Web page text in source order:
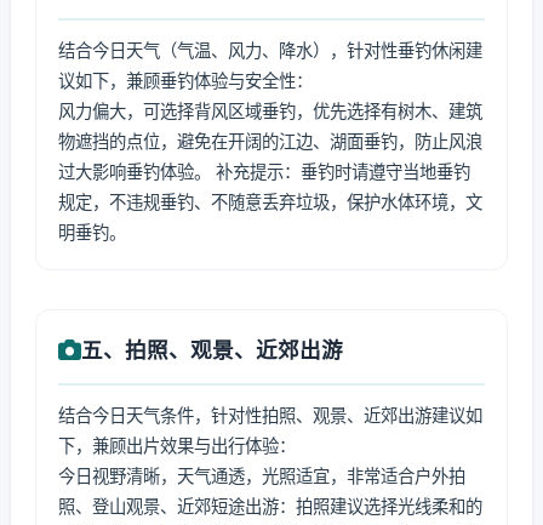
结合今日天气（气温、风力、降水），针对性垂钓休闲建
议如下，兼顾垂钓体验与安全性：
风力偏大，可选择背风区域垂钓，优先选择有树木、建筑
物遮挡的点位，避免在开阔的江边、湖面垂钓，防止风浪
过大影响垂钓体验。 补充提示：垂钓时请遵守当地垂钓
规定，不违规垂钓、不随意丢弃垃圾，保护水体环境，文
明垂钓。
五、拍照、观景、近郊出游
结合今日天气条件，针对性拍照、观景、近郊出游建议如
下，兼顾出片效果与出行体验：
今日视野清晰，天气通透，光照适宜，非常适合户外拍
照、登山观景、近郊短途出游：拍照建议选择光线柔和的